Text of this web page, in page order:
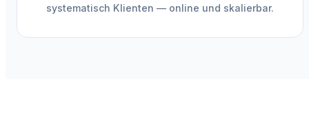
systematisch Klienten — online und skalierbar.